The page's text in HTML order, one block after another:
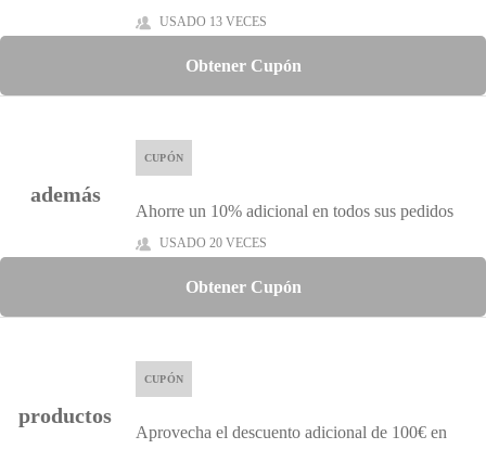
USADO 13 VECES
Obtener Cupón
además
CUPÓN
Ahorre un 10% adicional en todos sus pedidos
USADO 20 VECES
Obtener Cupón
productos
CUPÓN
Aprovecha el descuento adicional de 100€ en